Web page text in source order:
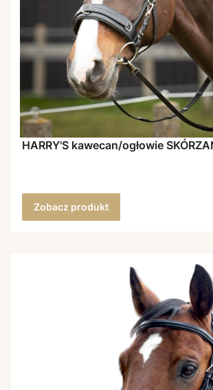
HARRY'S kawecan/ogłowie
Zobacz produkt